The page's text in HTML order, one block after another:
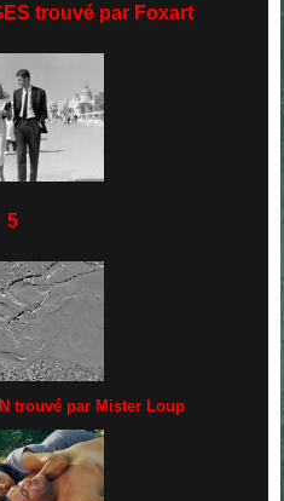
trouvé par Foxart
5
trouvé par Mister Loup